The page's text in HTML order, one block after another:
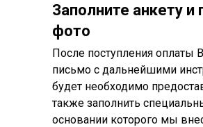
Заполните анкету и
фото
После поступления оплаты
письмо с дальнейшими
будет необходимо
также заполнить
основании которого мы